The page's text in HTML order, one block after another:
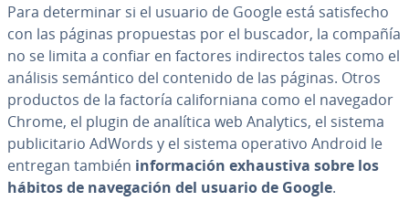
Para de­te­r­mi­nar si el usuario de Google está sa­ti­s­fe­cho
con las páginas pro­pue­s­tas por el buscador, la compañía
no se limita a confiar en factores in­di­re­c­tos tales como el
análisis semántico del contenido de las páginas. Otros
productos de la factoría ca­li­fo­r­nia­na como el navegador
Chrome, el plugin de analítica web Analytics, el sistema
pu­bli­ci­ta­rio AdWords y el sistema operativo Android le
entregan también in­fo­r­ma­ción exhau­s­ti­va sobre los
hábitos de na­ve­ga­ción del usuario de Google.